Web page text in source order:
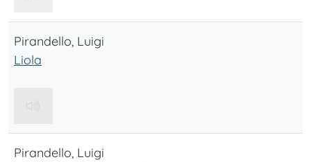
Pirandello, Luigi
Liola
Pirandello, Luigi